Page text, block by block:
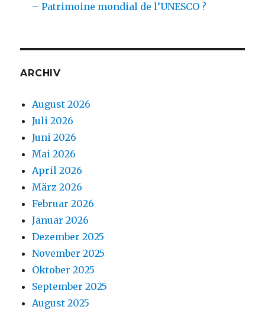
– Patrimoine mondial de l’UNESCO ?
ARCHIV
August 2026
Juli 2026
Juni 2026
Mai 2026
April 2026
März 2026
Februar 2026
Januar 2026
Dezember 2025
November 2025
Oktober 2025
September 2025
August 2025